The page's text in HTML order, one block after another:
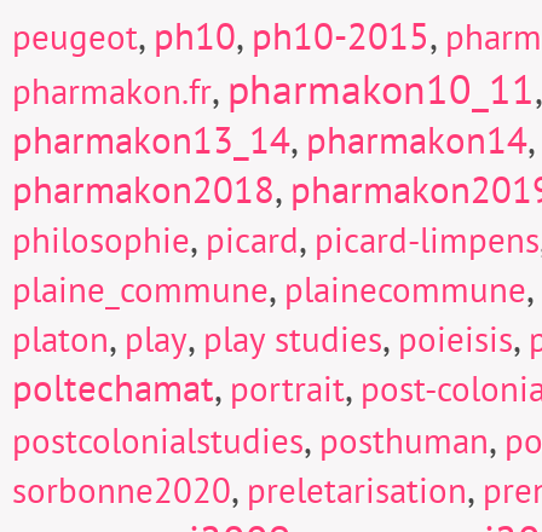
peugeot, ph10, ph10-2015,
pharmakon.fr, pharmakon10_11
pharmakon13_14, pharmakon14,
pharmakon2018,
philosophie, picard, picard-limpens
plaine_commune, plainecommune,
platon, play, play studies, poieisis,
poltechamat, portrait, post-
postcolonialstudies, posthuman,
sorbonne2020, preletarisation,